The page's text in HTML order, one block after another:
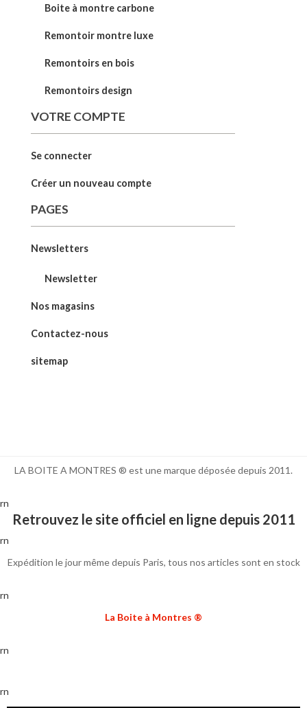
Boite à montre carbone
Remontoir montre luxe
Remontoirs en bois
Remontoirs design
VOTRE COMPTE
Se connecter
Créer un nouveau compte
PAGES
Newsletters
Newsletter
Nos magasins
Contactez-nous
sitemap
LA BOITE A MONTRES ® est une marque déposée depuis 2011.
rn
Retrouvez le site officiel en ligne depuis 2011
rn
Expédition le jour même depuis Paris, tous nos articles sont en stock
rn
La Boite à Montres ®
rn
rn